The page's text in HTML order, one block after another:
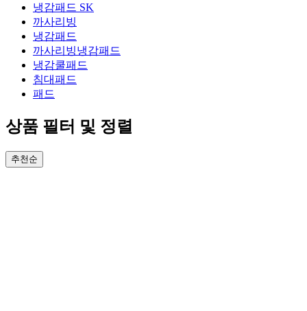
냉감패드 SK
까사리빙
냉감패드
까사리빙냉감패드
냉감쿨패드
침대패드
패드
상품 필터 및 정렬
추천순